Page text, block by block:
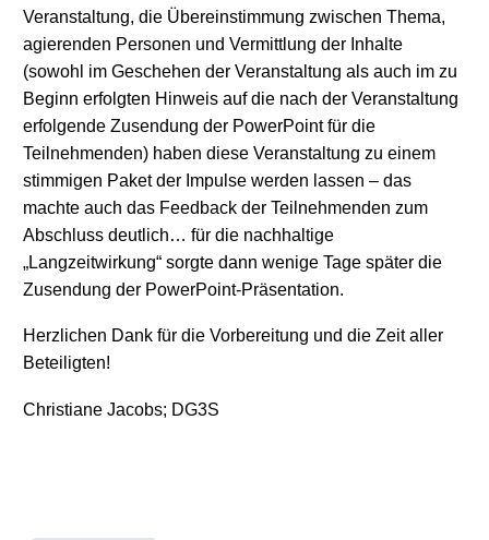
Veranstaltung, die Übereinstimmung zwischen Thema,
agierenden Personen und Vermittlung der Inhalte
(sowohl im Geschehen der Veranstaltung als auch im zu
Beginn erfolgten Hinweis auf die nach der Veranstaltung
erfolgende Zusendung der PowerPoint für die
Teilnehmenden) haben diese Veranstaltung zu einem
stimmigen Paket der Impulse werden lassen – das
machte auch das Feedback der Teilnehmenden zum
Abschluss deutlich… für die nachhaltige
„Langzeitwirkung“ sorgte dann wenige Tage später die
Zusendung der PowerPoint-Präsentation.
Herzlichen Dank für die Vorbereitung und die Zeit aller
Beteiligten!
Christiane Jacobs; DG3S